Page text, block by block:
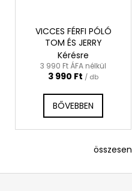
VICCES FÉRFI PÓLÓ
TOM ÉS JERRY
Kérésre
3 990 Ft ÁFA nélkül
3 990 Ft / db
BŐVEBBEN
összesen
L